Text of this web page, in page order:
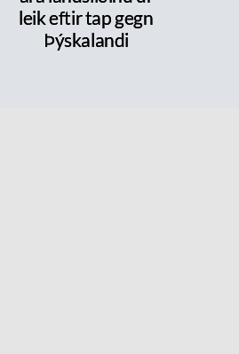
leik eftir tap gegn
Þýskalandi